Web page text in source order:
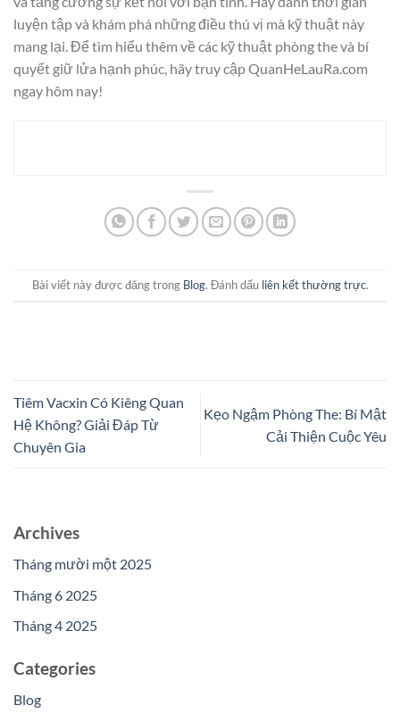
luyện tập và khám phá những điều thú vị mà kỹ thuật này
mang lại. Để tìm hiểu thêm về các kỹ thuật phòng the và bí
quyết giữ lửa hạnh phúc, hãy truy cập QuanHeLauRa.com
ngay hôm nay!
Bài viết này được đăng trong Blog. Đánh dấu liên kết thường trực.
Tiêm Vacxin Có Kiêng Quan
Hệ Không? Giải Đáp Từ
Chuyên Gia
Kẹo Ngậm Phòng The: Bí Mật
Cải Thiện Cuộc Yêu
Archives
Tháng mười một 2025
Tháng 6 2025
Tháng 4 2025
Categories
Blog